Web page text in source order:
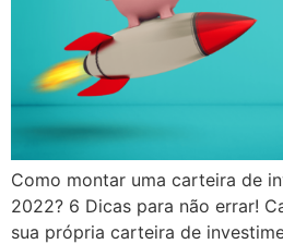
Como montar uma carteira de
2022? 6 Dicas para não errar!
sua própria carteira de